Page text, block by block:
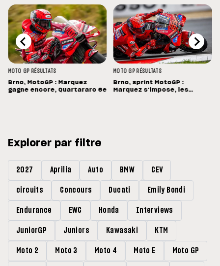
MOTO GP RÉSULTATS
Brno, MotoGP : Marquez
gagne encore, Quartararo 6e
MOTO GP RÉSULTATS
Brno, sprint MotoGP :
Marquez s'impose, les
Explorer par filtre
2027 Aprilia Auto BMW CEV
circuits Concours Ducati Emily Bondi
Endurance EWC Honda Interviews
JuniorGP Juniors Kawasaki KTM
Moto 2 Moto 3 Moto 4 Moto E Moto GP